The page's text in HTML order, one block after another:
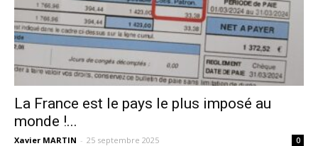
La France est le pays le plus imposé au
monde !...
Xavier MARTIN - 25 septembre 2025 0